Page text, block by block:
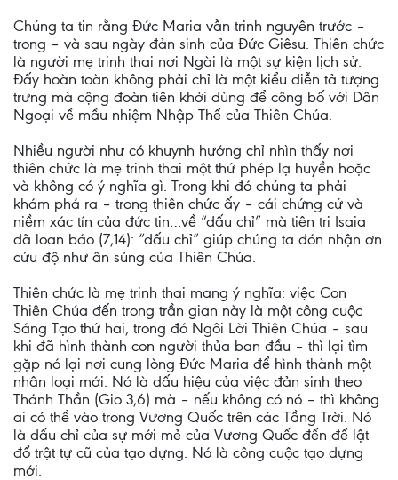
Chúng ta tin rằng Đức Maria vẫn trinh nguyên trước –
trong – và sau ngày đản sinh của Đức Giêsu. Thiên chức
là người mẹ trinh thai nơi Ngài là một sự kiện lịch sử.
Đấy hoàn toàn không phải chỉ là một kiểu diễn tả tượng
trưng mà cộng đoàn tiên khởi dùng để công bố với Dân
Ngoại về mầu nhiệm Nhập Thể của Thiên Chúa.
Nhiều người như có khuynh hướng chỉ nhìn thấy nơi
thiên chức là mẹ trinh thai một thứ phép lạ huyền hoặc
và không có ý nghĩa gì. Trong khi đó chúng ta phải
khám phá ra – trong thiên chức ấy – cái chứng cứ và
niềm xác tín của đức tin…về “dấu chỉ” mà tiên tri Isaia
đã loan báo (7,14): “dấu chỉ” giúp chúng ta đón nhận ơn
cứu độ như ân sủng của Thiên Chúa.
Thiên chức là mẹ trinh thai mang ý nghĩa: việc Con
Thiên Chúa đến trong trần gian này là một công cuộc
Sáng Tạo thứ hai, trong đó Ngôi Lời Thiên Chúa – sau
khi đã hình thành con người thủa ban đầu – thì lại tìm
gặp nó lại nơi cung lòng Đức Maria để hình thành một
nhân loại mới. Nó là dấu hiệu của việc đản sinh theo
Thánh Thần (Gio 3,6) mà – nếu không có nó – thì không
ai có thể vào trong Vương Quốc trên các Tầng Trời. Nó
là dấu chỉ của sự mới mẻ của Vương Quốc đến để lật
đổ trật tự cũ của tạo dựng. Nó là công cuộc tạo dựng
mới.